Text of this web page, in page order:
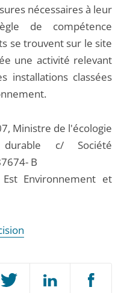
nécessaires à leur
de compétence
se trouvent sur le site
une activité relevant
installations classées
Ministre de l'écologie
c/ Société
B
Environnement et